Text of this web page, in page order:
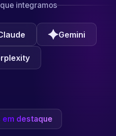
integramos
Gemini
em destaque